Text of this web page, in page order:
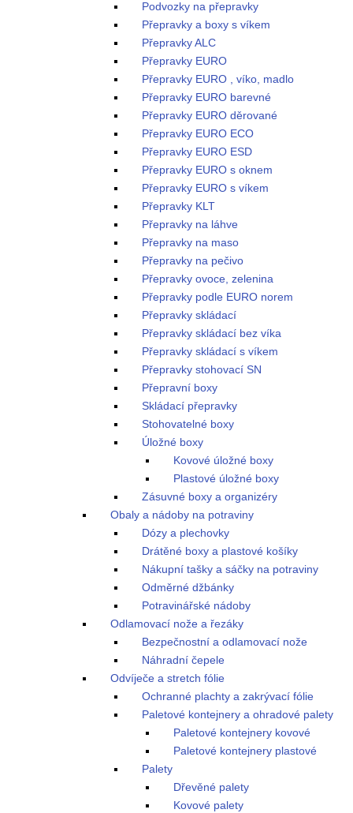
Podvozky na přepravky
Přepravky a boxy s víkem
Přepravky ALC
Přepravky EURO
Přepravky EURO , víko, madlo
Přepravky EURO barevné
Přepravky EURO děrované
Přepravky EURO ECO
Přepravky EURO ESD
Přepravky EURO s oknem
Přepravky EURO s víkem
Přepravky KLT
Přepravky na láhve
Přepravky na maso
Přepravky na pečivo
Přepravky ovoce, zelenina
Přepravky podle EURO norem
Přepravky skládací
Přepravky skládací bez víka
Přepravky skládací s víkem
Přepravky stohovací SN
Přepravní boxy
Skládací přepravky
Stohovatelné boxy
Úložné boxy
Kovové úložné boxy
Plastové úložné boxy
Zásuvné boxy a organizéry
Obaly a nádoby na potraviny
Dózy a plechovky
Drátěné boxy a plastové košíky
Nákupní tašky a sáčky na potraviny
Odměrné džbánky
Potravinářské nádoby
Odlamovací nože a řezáky
Bezpečnostní a odlamovací nože
Náhradní čepele
Odvíječe a stretch fólie
Ochranné plachty a zakrývací fólie
Paletové kontejnery a ohradové palety
Paletové kontejnery kovové
Paletové kontejnery plastové
Palety
Dřevěné palety
Kovové palety